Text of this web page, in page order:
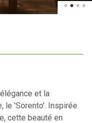
et la
le 'Sorento'. Inspirée
cette beauté en